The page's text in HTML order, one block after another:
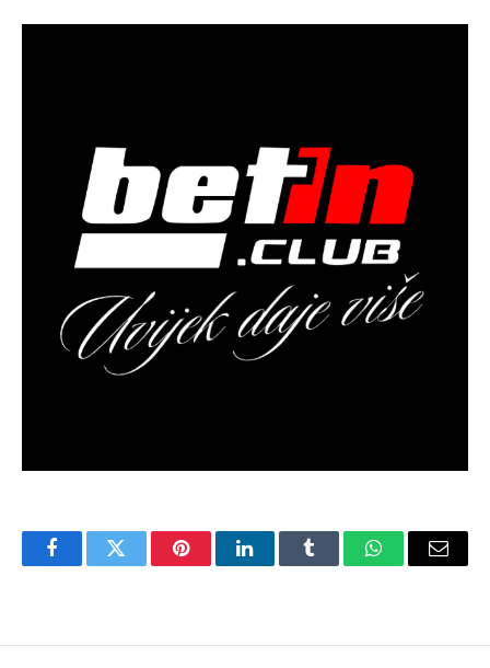
FacebookTwitter PinterestLinkedInTumblr WhatsAppEmail